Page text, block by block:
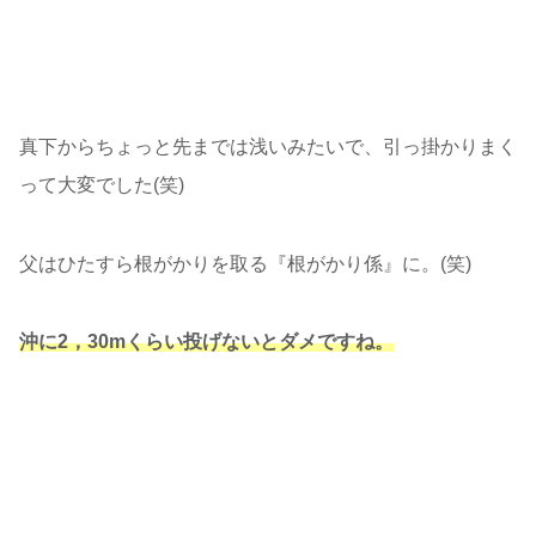
真下からちょっと先までは浅いみたいで、引っ掛かりまく
って大変でした(笑)
父はひたすら根がかりを取る『根がかり係』に。(笑)
沖に2，30mくらい投げないとダメですね。